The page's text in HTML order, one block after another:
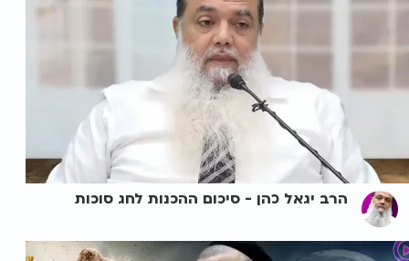
הרב יגאל כהן - סיכום ההכנות לחג סוכות